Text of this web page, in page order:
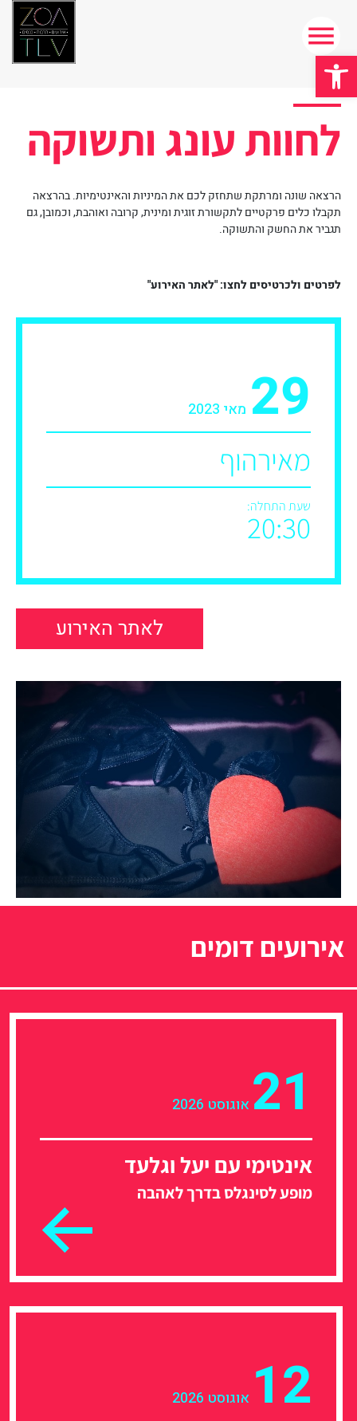
פתח סרגל נגישות
לחוות עונג ותשוקה
הרצאה שונה ומרתקת שתחזק לכם את המיניות והאינטימיות. בהרצאה
תקבלו כלים פרקטיים לתקשורת זוגית ומינית, קרובה ואוהבת, וכמובן, גם
תגביר את החשק והתשוקה.
לפרטים ולכרטיסים לחצו: "לאתר האירוע"
29 מאי 2023
מאירהוף
שעת התחלה:
20:30
לאתר האירוע
אירועים דומים
21 אוגוסט 2026
אינטימי עם יעל וגלעד
מופע לסינגלס בדרך לאהבה
12 אוגוסט 2026